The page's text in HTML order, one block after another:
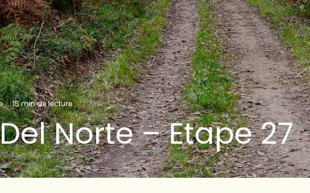
· 15 min de lecture
Norte – Etape 27